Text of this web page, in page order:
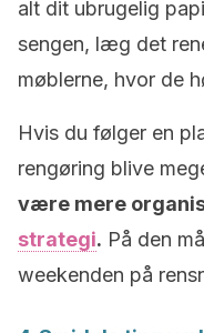
alt dit ubrugelig
sengen, læg det
møblerne, hvor de
Hvis du følger en
rengøring blive
være mere
strategi. På den
weekenden på